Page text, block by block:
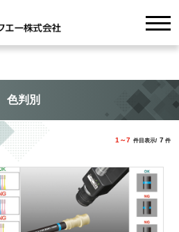
色判別
1～7 件目表示/ 7 件